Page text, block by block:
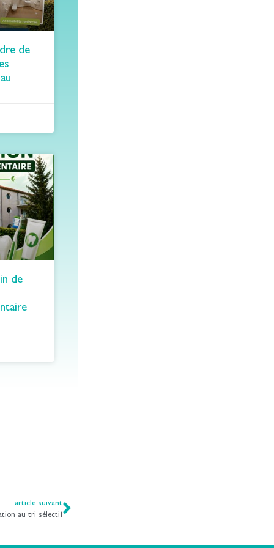
de
de
article suivant
au tri sélectif